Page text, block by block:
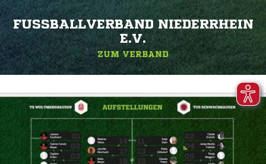
FUSSBALLVERBAND NIEDERRHEIN E
.V.
ZUM VERBAND